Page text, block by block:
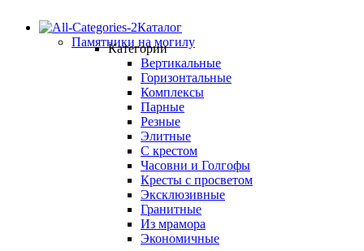
Каталог
Памятники на могилу
Категории
Вертикальные
Горизонтальные
Комплексы
Парные
Резные
Элитные
С крестом
Часовни и Голгофы
Кресты с просветом
Эксклюзивные
Гранитные
Из мрамора
Экономичные